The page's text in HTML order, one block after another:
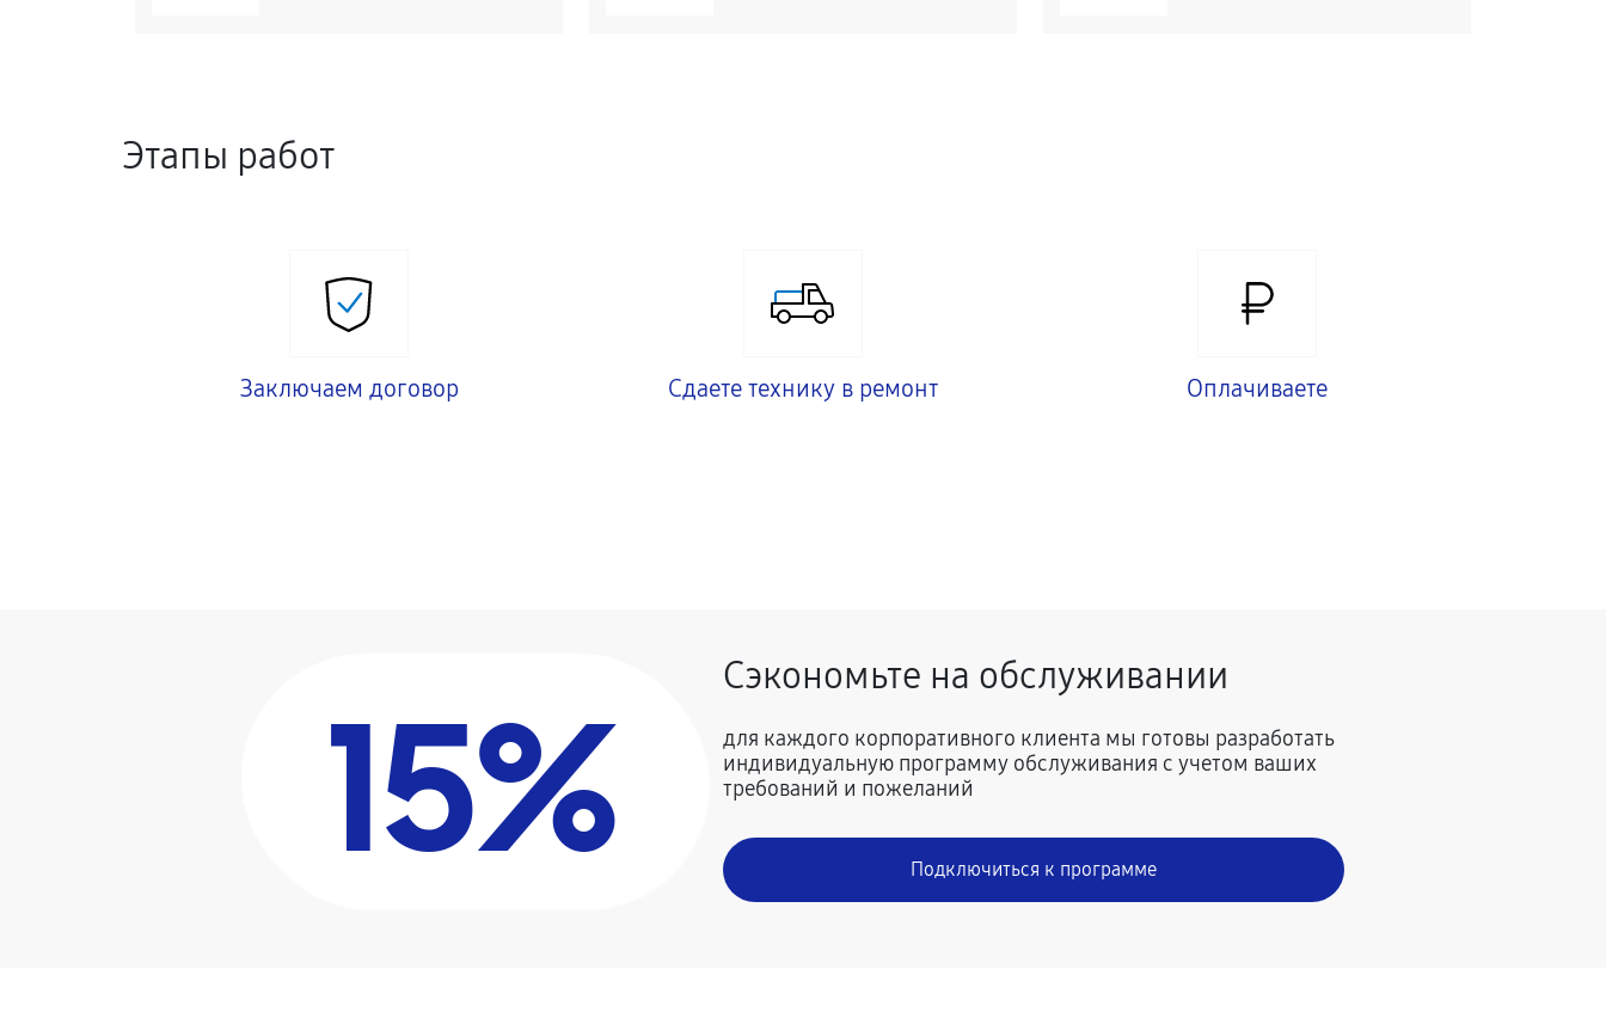
Этапы работ
Заключаем договор Сдаете технику в ремонт Оплачиваете
15%
Сэкономьте на обслуживании
для каждого корпоративного клиента мы готовы разработать
индивидуальную программу обслуживания с учетом ваших
требований и пожеланий
Подключиться к программе